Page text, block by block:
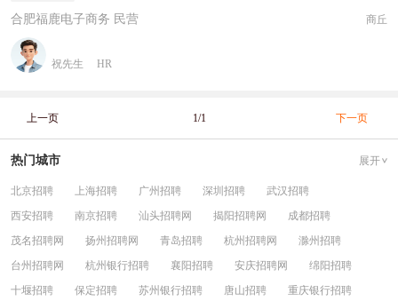
合肥福鹿电子商务 民营 商丘
祝先生 HR
上一页 1/1 下一页
热门城市 展开
北京招聘 上海招聘 广州招聘 深圳招聘
武汉招聘
西安招聘
南京招聘 汕头招聘网 揭阳招聘网
成都招聘
茂名招聘网
扬州招聘网 青岛招聘 杭州招聘网
滁州招聘
台州招聘网
杭州银行招聘 襄阳招聘 安庆招聘网
绵阳招聘
十堰招聘
保定招聘 苏州银行招聘 唐山招聘
重庆银行招聘